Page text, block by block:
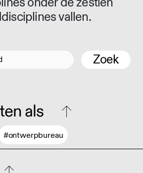
vallen.
Zoek
als
#ontwerpbureau